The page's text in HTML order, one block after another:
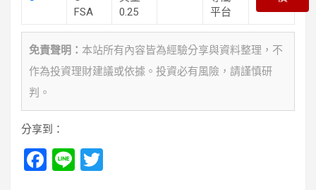
FSA
0.25
平台
免責聲明： 本站所有內容皆為經驗分享與資料整理，不
作為投資理財建議或依據。投資必有風險，請謹慎研
判。
分享到：
F
Li